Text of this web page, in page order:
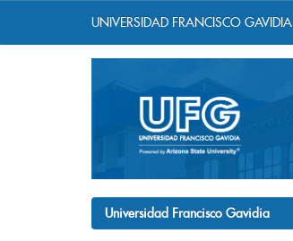
UNIVERSIDAD FRANCISCO GAVIDIA
Universidad Francisco Gavidia